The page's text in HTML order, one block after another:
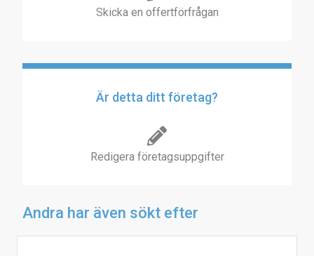
Skicka en offertförfrågan
Är detta ditt företag?
Redigera företagsuppgifter
Andra har även sökt efter